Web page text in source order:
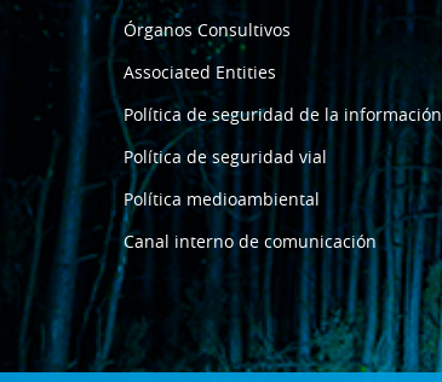
Órganos Consultivos
Associated Entities
Política de seguridad de la información
Política de seguridad vial
Política medioambiental
Canal interno de comunicación